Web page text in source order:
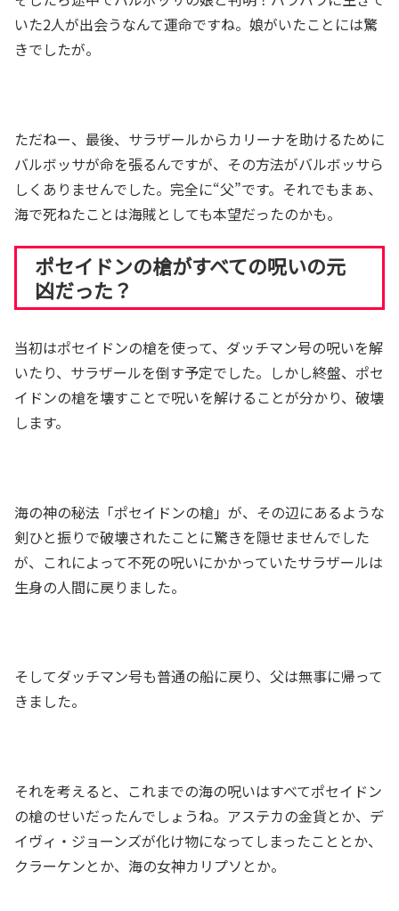
いた2人が出会うなんて運命ですね。娘がいたことには驚
きでしたが。
ただねー、最後、サラザールからカリーナを助けるために
バルボッサが命を張るんですが、その方法がバルボッサら
しくありませんでした。完全に“父”です。それでもまぁ、
海で死ねたことは海賊としても本望だったのかも。
ポセイドンの槍がすべての呪いの元
凶だった？
当初はポセイドンの槍を使って、ダッチマン号の呪いを解
いたり、サラザールを倒す予定でした。しかし終盤、ポセ
イドンの槍を壊すことで呪いを解けることが分かり、破壊
します。
海の神の秘法「ポセイドンの槍」が、その辺にあるような
剣ひと振りで破壊されたことに驚きを隠せませんでした
が、これによって不死の呪いにかかっていたサラザールは
生身の人間に戻りました。
そしてダッチマン号も普通の船に戻り、父は無事に帰って
きました。
それを考えると、これまでの海の呪いはすべてポセイドン
の槍のせいだったんでしょうね。アステカの金貨とか、デ
イヴィ・ジョーンズが化け物になってしまったこととか、
クラーケンとか、海の女神カリプソとか。